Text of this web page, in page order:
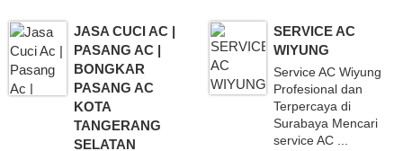
JASA CUCI AC |
PASANG AC |
BONGKAR
PASANG AC
KOTA
TANGERANG
SELATAN
SERVICE AC
WIYUNG
Service AC Wiyung
Profesional dan
Terpercaya di
Surabaya Mencari
service AC ...